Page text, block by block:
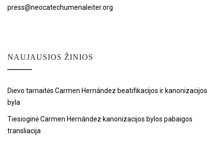
press@neocatechumenaleiter.org
NAUJAUSIOS ŽINIOS
Dievo tarnaitės Carmen Hernández beatifikacijos ir kanonizacijos
byla
Tiesioginė Carmen Hernández kanonizacijos bylos pabaigos
transliacija